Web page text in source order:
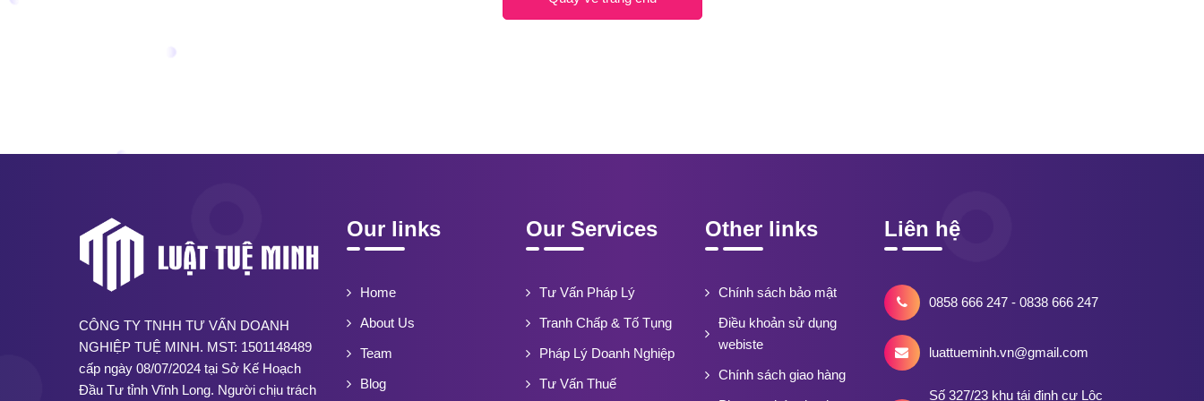
CÔNG TY TNHH TƯ VẤN DOANH
NGHIỆP TUỆ MINH. MST: 1501148489
cấp ngày 08/07/2024 tại Sở Kế Hoạch
Đầu Tư tỉnh Vĩnh Long. Người chịu trách
Our links
Home
About Us
Team
Blog
Our Services
Tư Vấn Pháp Lý
Tranh Chấp & Tố Tụng
Pháp Lý Doanh Nghiệp
Tư Vấn Thuế
Other links
Chính sách bảo mật
Điều khoản sử dụng
webiste
Chính sách giao hàng
Liên hệ
0858 666 247 - 0838 666 247
luattueminh.vn@gmail.com
Số 327/23 khu tái định cư Lộc